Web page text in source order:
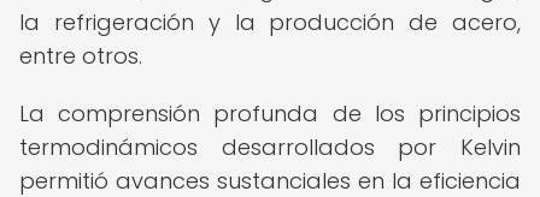
la refrigeración y la producción de acero,
entre otros.
La comprensión profunda de los principios
termodinámicos desarrollados por Kelvin
permitió avances sustanciales en la eficiencia